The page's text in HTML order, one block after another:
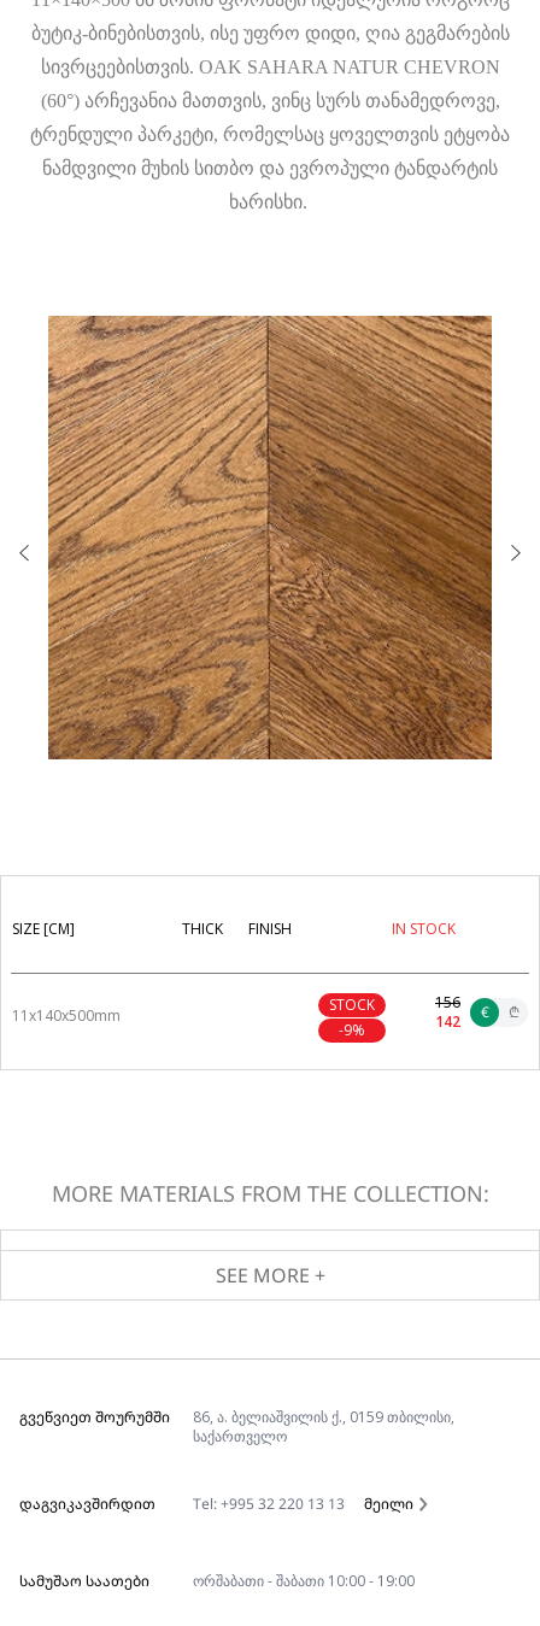
ბუტიკ-ბინებისთვის, ისე უფრო დიდი, ღია გეგმარების
სივრცეებისთვის. OAK SAHARA NATUR CHEVRON
(60°) არჩევანია მათთვის, ვინც სურს თანამედროვე,
ტრენდული პარკეტი, რომელსაც ყოველთვის ეტყობა
ნამდვილი მუხის სითბო და ევროპული ტანდარტის
ხარისხი.
SIZE [CM] THICK FINISH IN STOCK
11x140x500mm
STOCK
-9%
€ ₾
156
142
MORE MATERIALS FROM THE COLLECTION:
SEE MORE +
ᲒᲕᲔᲬᲕᲘᲔᲗ ᲨᲝᲣᲠᲣᲛᲨᲘ
86, ა. ბელიაშვილის ქ., 0159 თბილისი,
საქართველო
ᲓᲐᲒᲕᲘᲙᲐᲕᲨᲘᲠᲓᲘᲗ Tel: +995 32 220 13 13 მეილი
ᲡᲐᲛᲣᲨᲐᲝ ᲡᲐᲐᲗᲔᲑᲘ ორშაბათი - შაბათი 10:00 - 19:00